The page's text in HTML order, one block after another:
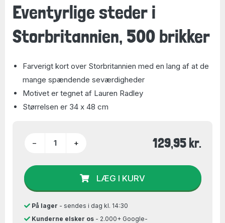
Eventyrlige steder i
Storbritannien, 500 brikker
Farverigt kort over Storbritannien med en lang af at de
mange spændende seværdigheder
Motivet er tegnet af Lauren Radley
Størrelsen er 34 x 48 cm
− + 129,95 kr.
LÆG I KURV
På lager - sendes i dag kl. 14:30
Kunderne elsker os- 2.000+ Google-